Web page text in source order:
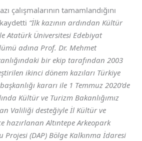
çalışmalarının tamamlandığını
“İlk kazının ardından Kültür
Atatürk Üniversitesi Edebiyat
adına Prof. Dr. Mehmet
bir ekip tarafından 2003
ikinci dönem kazıları Türkiye
kararı ile 1 Temmuz 2020’de
Kültür ve Turizm Bakanlığımız
Valiliği desteğiyle İl Kültür ve
hazırlanan Altıntepe Arkeopark
Projesi (DAP) Bölge Kalkınma İdaresi